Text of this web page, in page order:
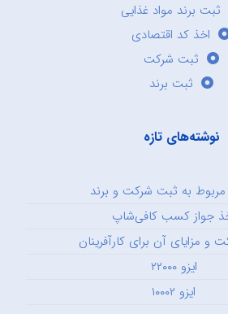
ثبت برند مواد غذایی
اخذ کد اقتصادی
ثبت شرکت
ثبت برند
نوشته‌های تازه
مربوط به ثبت شرکت و برند
جواز کسب کافی‌شاپ
و مزایای آن برای کارآفرینان
ایزو ۲۲۰۰۰
ایزو ۱۰۰۰۲